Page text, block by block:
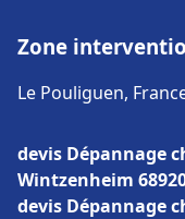
Zone
Le Pouliguen,
devis Dépannage
Wintzenheim
devis Dépannage